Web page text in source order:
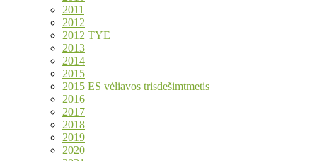
2011
2012
2012 TYE
2013
2014
2015
2015 ES vėliavos trisdešimtmetis
2016
2017
2018
2019
2020